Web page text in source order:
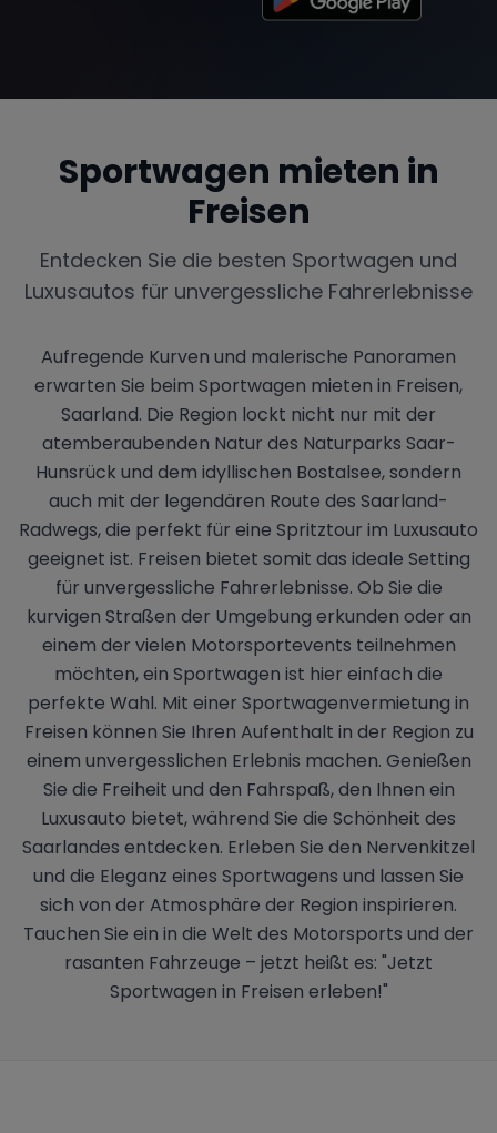
Sportwagen mieten in
Freisen
Entdecken Sie die besten Sportwagen und
Luxusautos für unvergessliche Fahrerlebnisse
Aufregende Kurven und malerische Panoramen
erwarten Sie beim Sportwagen mieten in Freisen,
Saarland. Die Region lockt nicht nur mit der
atemberaubenden Natur des Naturparks Saar-
Hunsrück und dem idyllischen Bostalsee, sondern
auch mit der legendären Route des Saarland-
Radwegs, die perfekt für eine Spritztour im Luxusauto
geeignet ist. Freisen bietet somit das ideale Setting
für unvergessliche Fahrerlebnisse. Ob Sie die
kurvigen Straßen der Umgebung erkunden oder an
einem der vielen Motorsportevents teilnehmen
möchten, ein Sportwagen ist hier einfach die
perfekte Wahl. Mit einer Sportwagenvermietung in
Freisen können Sie Ihren Aufenthalt in der Region zu
einem unvergesslichen Erlebnis machen. Genießen
Sie die Freiheit und den Fahrspaß, den Ihnen ein
Luxusauto bietet, während Sie die Schönheit des
Saarlandes entdecken. Erleben Sie den Nervenkitzel
und die Eleganz eines Sportwagens und lassen Sie
sich von der Atmosphäre der Region inspirieren.
Tauchen Sie ein in die Welt des Motorsports und der
rasanten Fahrzeuge – jetzt heißt es: "Jetzt
Sportwagen in Freisen erleben!"